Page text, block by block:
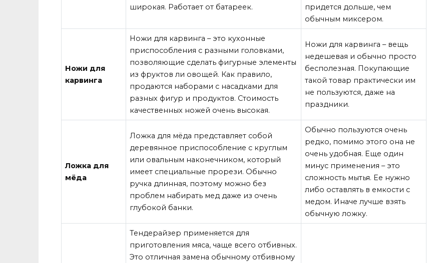
широкая. Работает от батареек.
придется дольше, чем
обычным миксером.
Ножи для
карвинга
Ножи для карвинга – это кухонные
приспособления с разными головками,
позволяющие сделать фигурные элементы
из фруктов ли овощей. Как правило,
продаются наборами с насадками для
разных фигур и продуктов. Стоимость
качественных ножей очень высокая.
Ножи для карвинга – вещь
недешевая и обычно просто
бесполезная. Покупающие
такой товар практически им
не пользуются, даже на
праздники.
Ложка для
мёда
Ложка для мёда представляет собой
деревянное приспособление с круглым
или овальным наконечником, который
имеет специальные прорези. Обычно
ручка длинная, поэтому можно без
проблем набирать мед даже из очень
глубокой банки.
Обычно пользуются очень
редко, помимо этого она не
очень удобная. Еще один
минус применения – это
сложность мытья. Ее нужно
либо оставлять в емкости с
медом. Иначе лучше взять
обычную ложку.
Тендерайзер применяется для
приготовления мяса, чаще всего отбивных.
Это отличная замена обычному отбивному